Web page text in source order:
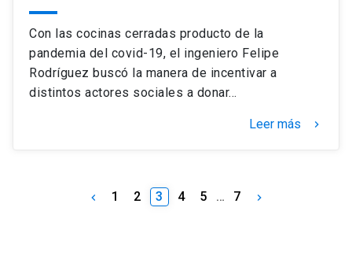
Con las cocinas cerradas producto de la
pandemia del covid-19, el ingeniero Felipe
Rodríguez buscó la manera de incentivar a
distintos actores sociales a donar…
Leer más keyboard_arrow_right
keyboard_arrow_left 1 2 3 4 5 … 7 keyboard_arrow_right